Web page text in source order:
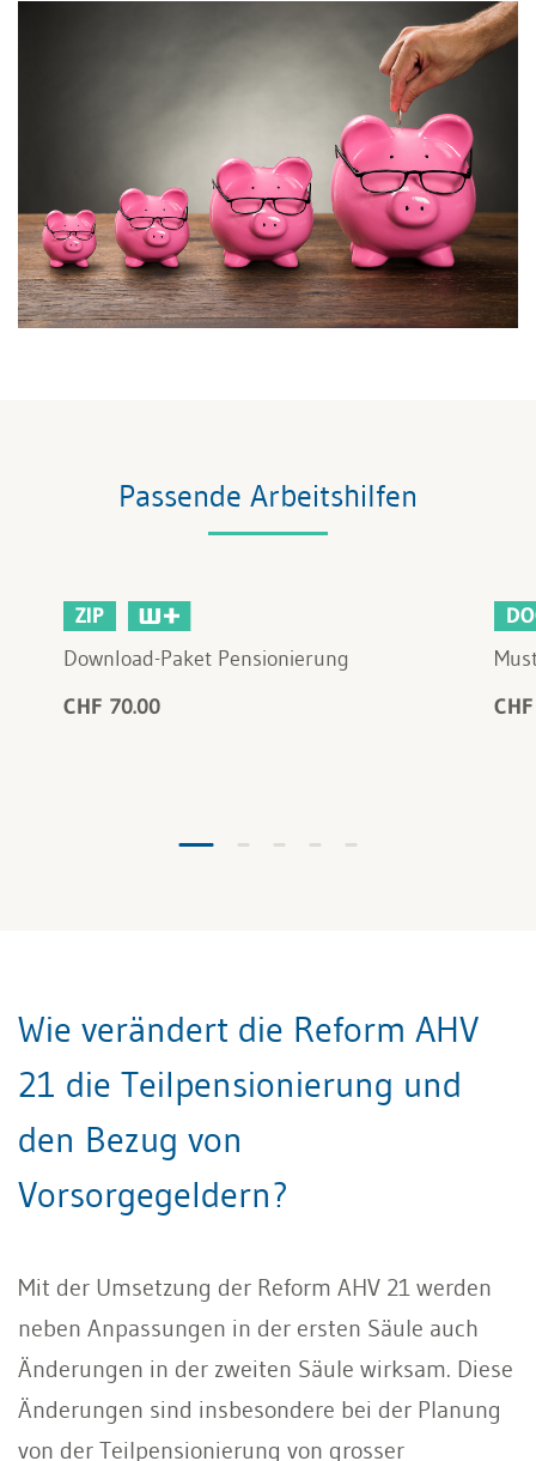
Passende Arbeitshilfen
ZIP
Download-Paket Pensionierung
CHF 70.00
Wie verändert die Reform AHV
21 die Teilpensionierung und
den Bezug von
Vorsorgegeldern?
Mit der Umsetzung der Reform AHV 21 werden
neben Anpassungen in der ersten Säule auch
Änderungen in der zweiten Säule wirksam. Diese
Änderungen sind insbesondere bei der Planung
von der Teilpensionierung von grosser